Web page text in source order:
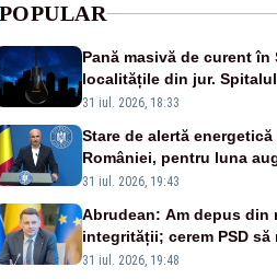
POPULAR
Pană masivă de curent în
localitățile din jur.
semafoarele, rețelele de
31 iul. 2026, 18:33
Stare de alertă
României, pentru luna
a anunțat importuri și
31 iul. 2026, 19:43
Abrudean: Am depus din
integrității; cerem PSD
amendamente otrăvite,
31 iul. 2026, 19:48